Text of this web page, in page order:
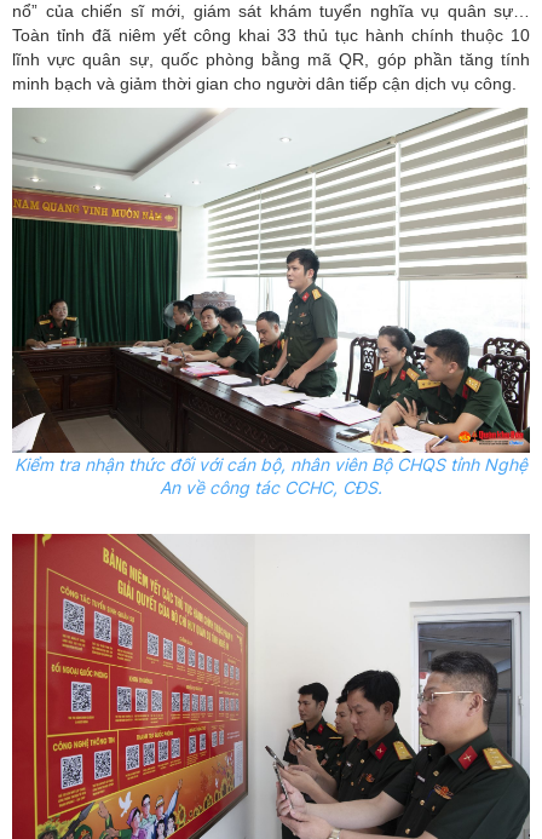
nổ” của chiến sĩ mới, giám sát khám tuyển nghĩa vụ quân sự…
Toàn tỉnh đã niêm yết công khai 33 thủ tục hành chính thuộc 10
lĩnh vực quân sự, quốc phòng bằng mã QR, góp phần tăng tính
minh bạch và giảm thời gian cho người dân tiếp cận dịch vụ công.
Kiểm tra nhận thức đối với cán bộ, nhân viên Bộ CHQS tỉnh Nghệ
An về công tác CCHC, CĐS.